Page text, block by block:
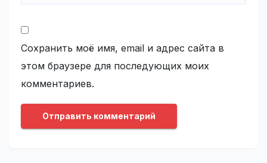
Сохранить моё имя, email и адрес сайта в
этом браузере для последующих моих
комментариев.